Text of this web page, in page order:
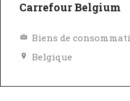
Carrefour Belgium
Belgique